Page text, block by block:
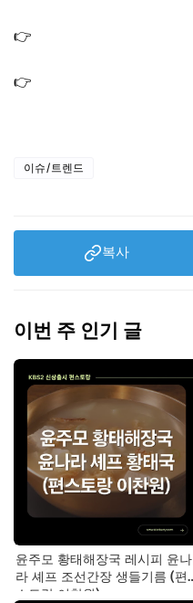
👉
👉
이슈/트렌드
복사
이번 주 인기 글
윤주모 황태해장국 레시피 윤나
라 셰프 조선간장 생들기름 (편
스토랑 이찬원)